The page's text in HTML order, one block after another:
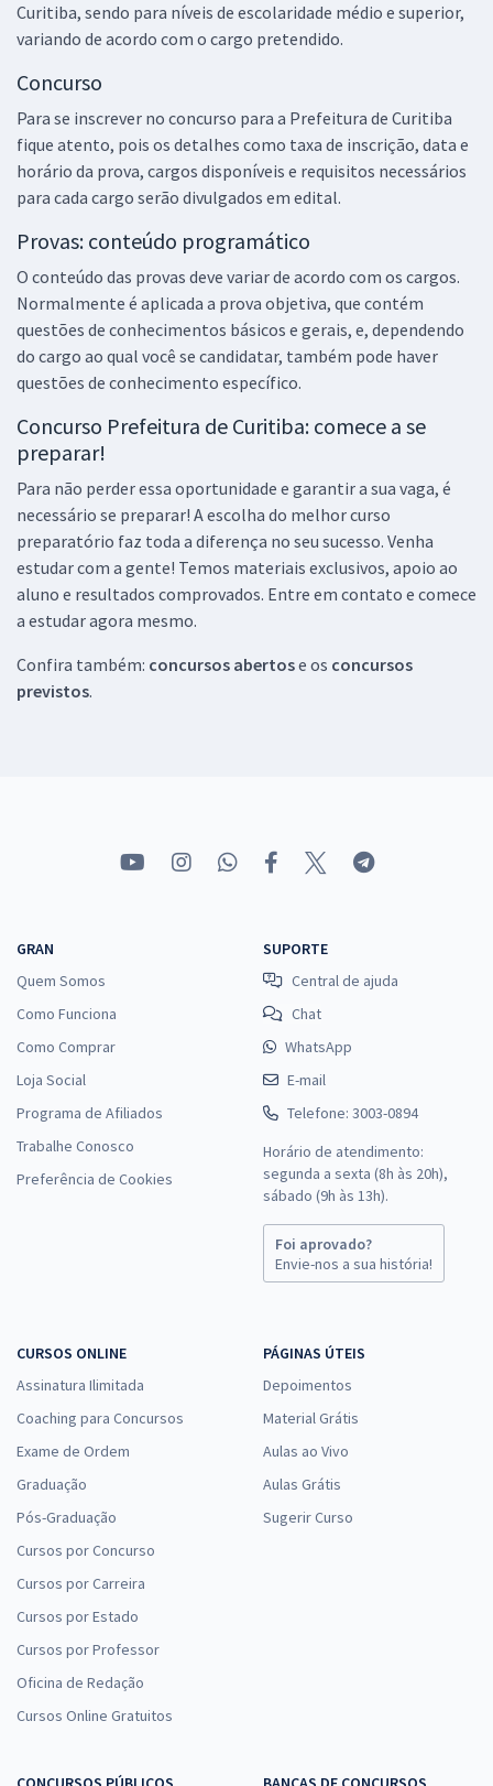
Curitiba, sendo para níveis de escolaridade médio e superior,
variando de acordo com o cargo pretendido.
Concurso
Para se inscrever no concurso para a Prefeitura de Curitiba
fique atento, pois os detalhes como taxa de inscrição, data e
horário da prova, cargos disponíveis e requisitos necessários
para cada cargo serão divulgados em edital.
Provas: conteúdo programático
O conteúdo das provas deve variar de acordo com os cargos.
Normalmente é aplicada a prova objetiva, que contém
questões de conhecimentos básicos e gerais, e, dependendo
do cargo ao qual você se candidatar, também pode haver
questões de conhecimento específico.
Concurso Prefeitura de Curitiba: comece a se
preparar!
Para não perder essa oportunidade e garantir a sua vaga, é
necessário se preparar! A escolha do melhor curso
preparatório faz toda a diferença no seu sucesso. Venha
estudar com a gente! Temos materiais exclusivos, apoio ao
aluno e resultados comprovados. Entre em contato e comece
a estudar agora mesmo.
Confira também: concursos abertose os concursos
previstos.
GRAN
Quem Somos
Como Funciona
Como Comprar
Loja Social
Programa de Afiliados
Trabalhe Conosco
Preferência de Cookies
SUPORTE
Central de ajuda
Chat
WhatsApp
E-mail
Telefone: 3003-0894
Horário de atendimento:
segunda a sexta (8h às 20h),
sábado (9h às 13h).
Foi aprovado?
Envie-nos a sua história!
CURSOS ONLINE
Assinatura Ilimitada
Coaching para Concursos
Exame de Ordem
Graduação
Pós-Graduação
Cursos por Concurso
Cursos por Carreira
Cursos por Estado
Cursos por Professor
Oficina de Redação
Cursos Online Gratuitos
PÁGINAS ÚTEIS
Depoimentos
Material Grátis
Aulas ao Vivo
Aulas Grátis
Sugerir Curso